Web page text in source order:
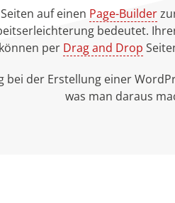
auf einen Page-Builder
bedeutet.
per Drag and Drop
der Erstellung einer
was man daraus